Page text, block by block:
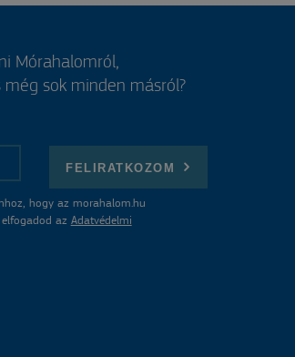
Mórahalomról,
sok minden másról?
FELIRATKOZOM
hogy az morahalom.hu
az Adatvédelmi